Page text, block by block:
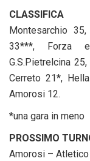
CLASSIFICA
Montesarchio
33***, Forza
G.S.Pietrelcina
Cerreto 21*,
Amorosi 12.
*una gara in meno
PROSSIMO
Amorosi – Atletico